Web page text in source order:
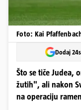
Foto: Kai
Dodaj
Što se tiče Judea,
žutih", ali nakon
na operaciju